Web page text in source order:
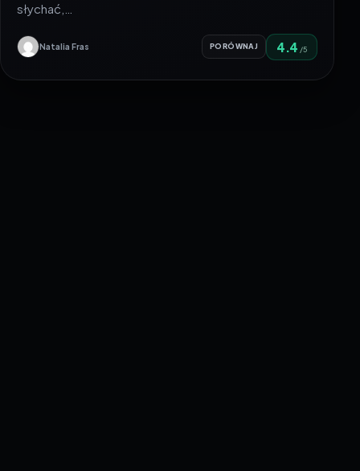
słychać,…
Natalia Fras PORÓWNAJ 4.4 /5